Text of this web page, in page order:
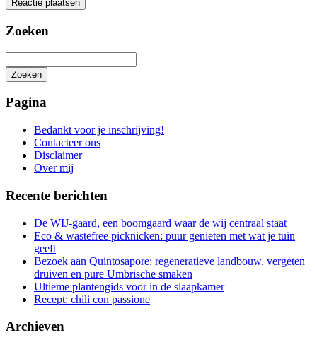
Zoeken
Zoeken
zoeken
Pagina
Bedankt voor je inschrijving!
Contacteer ons
Disclaimer
Over mij
Recente berichten
De WIJ-gaard, een boomgaard waar de wij centraal staat
Eco & wastefree picknicken: puur genieten met wat je tuin
geeft
Bezoek aan Quintosapore: regeneratieve landbouw, vergeten
druiven en pure Umbrische smaken
Ultieme plantengids voor in de slaapkamer
Recept: chili con passione
Archieven